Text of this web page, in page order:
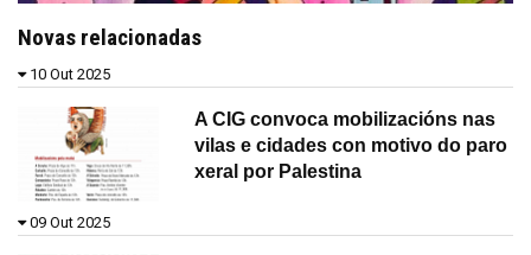
Novas relacionadas
10 Out 2025
A CIG convoca mobilizacións nas
vilas e cidades con motivo do paro
xeral por Palestina
09 Out 2025